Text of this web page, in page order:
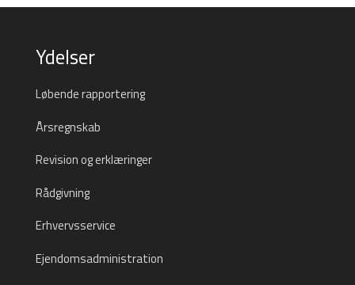
Ydelser
Løbende rapportering
Årsregnskab
Revision og erklæringer
Rådgivning
Erhvervsservice
Ejendomsadministration